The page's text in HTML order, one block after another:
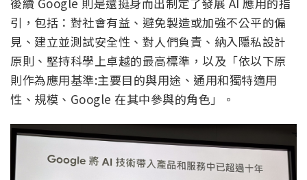
引，包括：對社會有益、避免製造或加強不公平的偏
見、建立並測試安全性、對人們負責、納入隱私設計
原則、堅持科學上卓越的最高標準，以及「依以下原
則作為應用基準:主要目的與用途、通用和獨特適用
性、規模、Google 在其中參與的角色」。